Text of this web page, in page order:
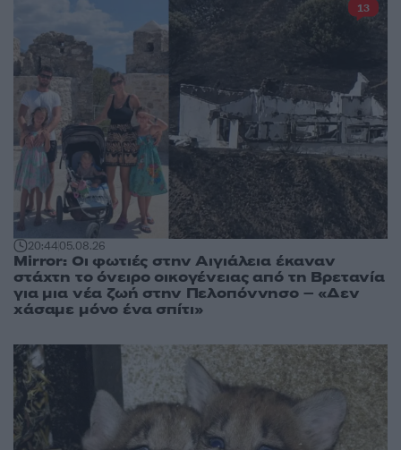
20:4405.08.26
Mirror: Οι φωτιές στην Αιγιάλεια έκαναν
στάχτη το όνειρο οικογένειας από τη Βρετανία
για μια νέα ζωή στην Πελοπόννησο – «Δεν
χάσαμε μόνο ένα σπίτι»
13